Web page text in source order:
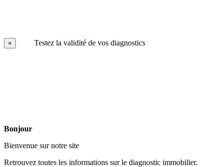
× Testez la validité de vos diagnostics
Bonjour
Bienvenue sur notre site
Retrouvez toutes les informations sur le diagnostic immobilier.